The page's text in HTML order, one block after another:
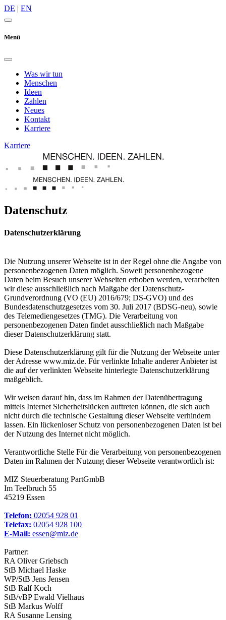
DE | EN
Menü
Was wir tun
Menschen
Ideen
Zahlen
Neues
Kontakt
Karriere
Karriere
Datenschutz
Datenschutzerklärung
Die Nutzung unserer Webseite ist in der Regel ohne die Angabe von
personenbezogenen Daten möglich. Soweit personenbezogene
Daten beim Besuch unserer Webseiten erhoben werden, verarbeiten
wir diese ausschließlich nach Maßgabe der Datenschutz-
Grundverordnung (VO (EU) 2016/679; DS-GVO) und des
Bundesdatenschutzgesetzes vom 30. Juli 2017 (BDSG-neu), sowie
des Telemediengesetzes (TMG). Die Verarbeitung von
personenbezogenen Daten findet ausschließlich nach Maßgabe
dieser Datenschutzerklärung statt.
Diese Datenschutzerklärung gilt für die Nutzung der Webseite unter
der Adresse www.miz.de. Für verlinkte Inhalte anderer Anbieter ist
die auf der verlinkten Webseite hinterlegte Datenschutzerklärung
maßgeblich.
Wir weisen darauf hin, dass im Rahmen der Datenübertragung
mittels Internet Sicherheitslücken auftreten können, die sich auch
nicht durch die technische Gestaltung dieser Webseite verhindern
lassen. Ein lückenloser Schutz von personenbezogenen Daten ist bei
der Nutzung des Internet nicht möglich.
Verantwortliche Stelle Für die Verarbeitung von personenbezogenen
Daten im Rahmen der Nutzung dieser Webseite verantwortlich ist:
MIZ Steuerberatung PartGmbB
Im Teelbruch 55
45219 Essen
Telefon: 02054 928 01
Telefax: 02054 928 100
E-Mail: essen@miz.de
Partner:
RA Oliver Griebsch
StB Michael Haske
WP/StB Jens Jensen
StB Ralf Koch
StB/vBP Ewald Vielhaus
StB Markus Wolff
RA Susanne Lensing